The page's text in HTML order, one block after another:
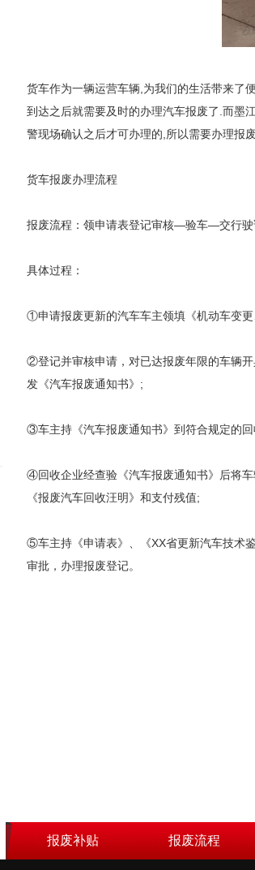
货车作为一辆运营车辆,为我们的生活带来了
到达之后就需要及时的办理汽车报废了.而墨
警现场确认之后才可办理的,所以需要办理报
货车报废办理流程
报废流程：领申请表登记审核—验车—交行
具体过程：
①申请报废更新的汽车车主领填《机动车变
②登记并审核申请，对已达报废年限的车辆
发《汽车报废通知书》;
③车主持《汽车报废通知书》到符合规定的
④回收企业经查验《汽车报废通知书》后将
《报废汽车回收汪明》和支付残值;
⑤车主持《申请表》、《XX省更新汽车技术
审批，办理报废登记。
报废补贴 报废流程